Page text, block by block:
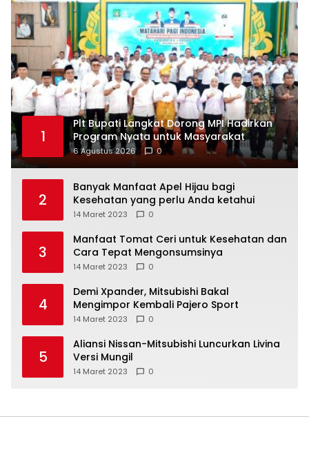
1
Plt Bupati Langkat Dorong MPI Hadirkan
Program Nyata untuk Masyarakat
6 Agustus 2026 0
2
Banyak Manfaat Apel Hijau bagi
Kesehatan yang perlu Anda ketahui
14 Maret 2023 0
3
Manfaat Tomat Ceri untuk Kesehatan dan
Cara Tepat Mengonsumsinya
14 Maret 2023 0
4
Demi Xpander, Mitsubishi Bakal
Mengimpor Kembali Pajero Sport
14 Maret 2023 0
5
Aliansi Nissan-Mitsubishi Luncurkan Livina
Versi Mungil
14 Maret 2023 0